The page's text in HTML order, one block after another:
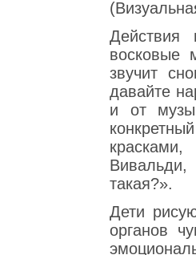
Действия
восковые
звучит
давайте
и от
такая?».
Дети
органов